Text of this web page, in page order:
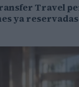
Travel
ya reservadas